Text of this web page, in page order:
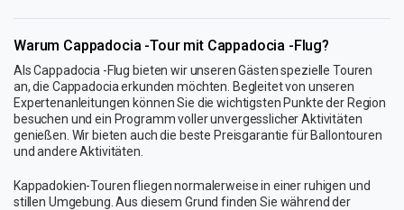
Warum Cappadocia -Tour mit Cappadocia -Flug?
Als Cappadocia -Flug bieten wir unseren Gästen spezielle Touren
an, die Cappadocia erkunden möchten. Begleitet von unseren
Expertenanleitungen können Sie die wichtigsten Punkte der Region
besuchen und ein Programm voller unvergesslicher Aktivitäten
genießen. Wir bieten auch die beste Preisgarantie für Ballontouren
und andere Aktivitäten.
Kappadokien-Touren fliegen normalerweise in einer ruhigen und
stillen Umgebung. Aus diesem Grund finden Sie während der